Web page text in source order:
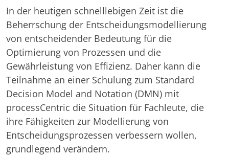
In der heutigen schnelllebigen Zeit ist die
Beherrschung der Entscheidungsmodellierung
von entscheidender Bedeutung für die
Optimierung von Prozessen und die
Gewährleistung von Effizienz. Daher kann die
Teilnahme an einer Schulung zum Standard
Decision Model and Notation (DMN) mit
processCentric die Situation für Fachleute, die
ihre Fähigkeiten zur Modellierung von
Entscheidungsprozessen verbessern wollen,
grundlegend verändern.